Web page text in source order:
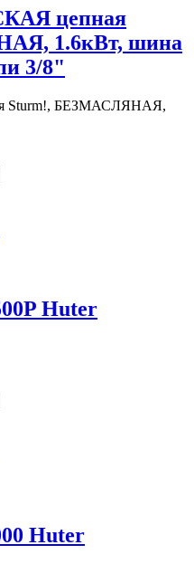
цепная
1.6кВт, шина
3/8"
Sturm!, БЕЗМАСЛЯНАЯ,
Huter
Huter